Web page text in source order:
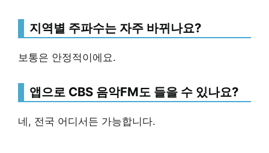
지역별 주파수는 자주 바뀌나요?
보통은 안정적이에요.
앱으로 CBS 음악FM도 들을 수 있나요?
네, 전국 어디서든 가능합니다.